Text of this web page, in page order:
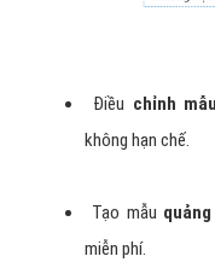
Điều chỉnh
không hạn chế.
Tạo mẫu
miễn phí.